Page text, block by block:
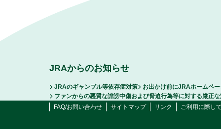
JRAからのお知らせ
JRAのギャンブル等依存症対策
お出かけ前にJRAホームペ
ファンからの悪質な誹謗中傷および脅迫行為等に対する厳正
FAQ/お問い合わせ
サイトマップ リンク ご利用に際し